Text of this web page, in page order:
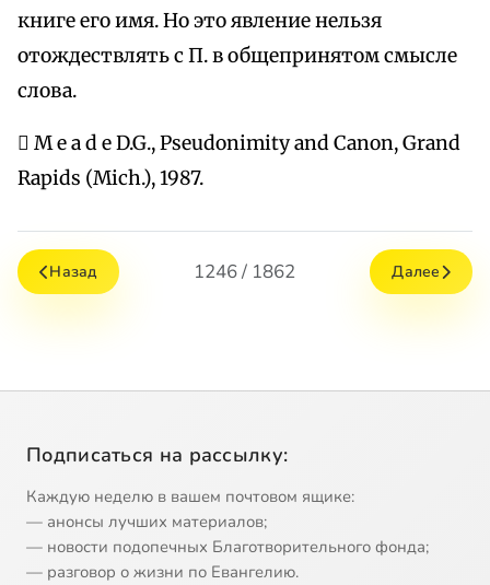
книге его имя. Но это явление нельзя
отождествлять с П. в общепринятом смысле
слова.
 M e a d e D.G., Pseudonimity and Canon, Grand
Rapids (Mich.), 1987.
Назад 1246 / 1862 Далее
Подписаться на рассылку:
Каждую неделю в вашем почтовом ящике:
— анонсы лучших материалов;
— новости подопечных Благотворительного фонда;
— разговор о жизни по Евангелию.